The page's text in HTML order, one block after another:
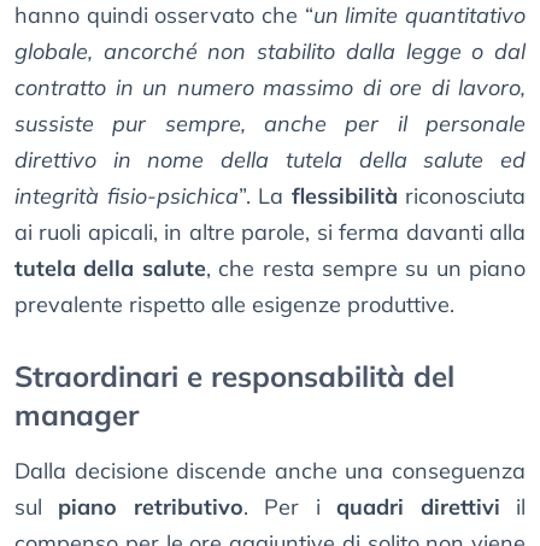
hanno quindi osservato che “un limite quantitativo
globale, ancorché non stabilito dalla legge o dal
contratto in un numero massimo di ore di lavoro,
sussiste pur sempre, anche per il personale
direttivo in nome della tutela della salute ed
integrità fisio-psichica”. La flessibilità riconosciuta
ai ruoli apicali, in altre parole, si ferma davanti alla
tutela della salute, che resta sempre su un piano
prevalente rispetto alle esigenze produttive.
Straordinari e responsabilità del
manager
Dalla decisione discende anche una conseguenza
sul piano retributivo. Per iquadri direttivi il